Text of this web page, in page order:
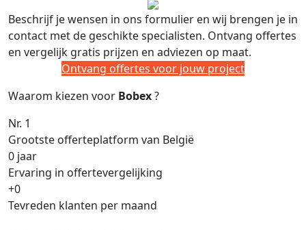
Beschrijf je wensen in ons formulier en wij brengen je in
contact met de geschikte specialisten. Ontvang offertes
en vergelijk gratis prijzen en adviezen op maat.
Ontvang offertes voor jouw project
Waarom kiezen voor Bobex?
Nr. 1
Grootste offerteplatform van België
0 jaar
Ervaring in offertevergelijking
+0
Tevreden klanten per maand